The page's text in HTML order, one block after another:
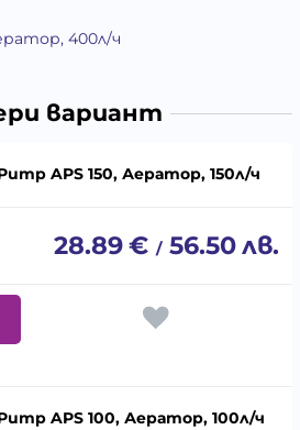
400л/ч
вариант
APS 150, Аератор, 150л/ч
28.89€ / 56.50лв.
APS 100, Аератор, 100л/ч